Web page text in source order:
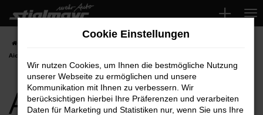
Zum
Hauptinhalt
springen
Aichach Top-Angebote
Audi Q2
Cookie Einstellungen
Wir nutzen Cookies, um Ihnen die bestmögliche Nutzung
unserer Webseite zu ermöglichen und unsere
Kommunikation mit Ihnen zu verbessern. Wir
berücksichtigen hierbei Ihre Präferenzen und verarbeiten
Daten für Marketing und Statistiken nur, wenn Sie uns Ihre